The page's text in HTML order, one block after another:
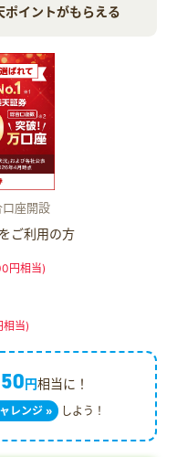
イントがもらえる
座開設
ご利用の方
円相当)
当)
円相当に！
レンジ » しよう！